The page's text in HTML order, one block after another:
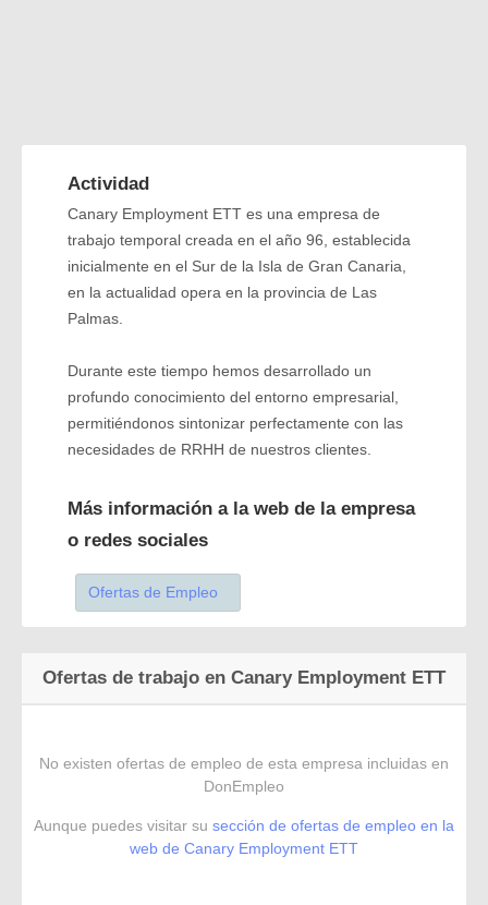
Actividad
Canary Employment ETT es una empresa de
trabajo temporal creada en el año 96, establecida
inicialmente en el Sur de la Isla de Gran Canaria,
en la actualidad opera en la provincia de Las
Palmas.
Durante este tiempo hemos desarrollado un
profundo conocimiento del entorno empresarial,
permitiéndonos sintonizar perfectamente con las
necesidades de RRHH de nuestros clientes.
Más información a la web de la empresa
o redes sociales
Ofertas de Empleo
Ofertas de trabajo en Canary Employment ETT
No existen ofertas de empleo de esta empresa incluidas en
DonEmpleo
Aunque puedes visitar su sección de ofertas de empleo en la
web de Canary Employment ETT